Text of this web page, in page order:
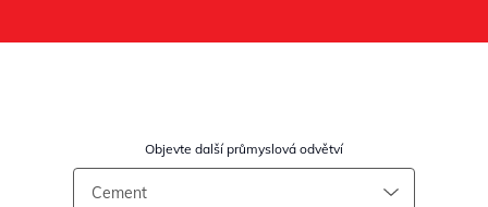
Objevte další průmyslová odvětví